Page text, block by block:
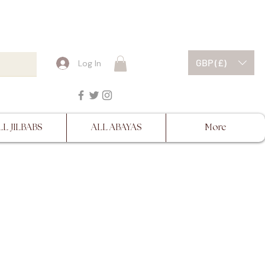
Log In GBP (£)
JILBABS ALL ABAYAS More